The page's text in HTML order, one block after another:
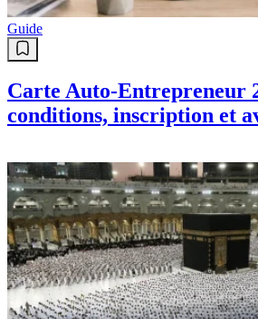
Guide
Carte Auto-Entrepreneur
conditions, inscription et